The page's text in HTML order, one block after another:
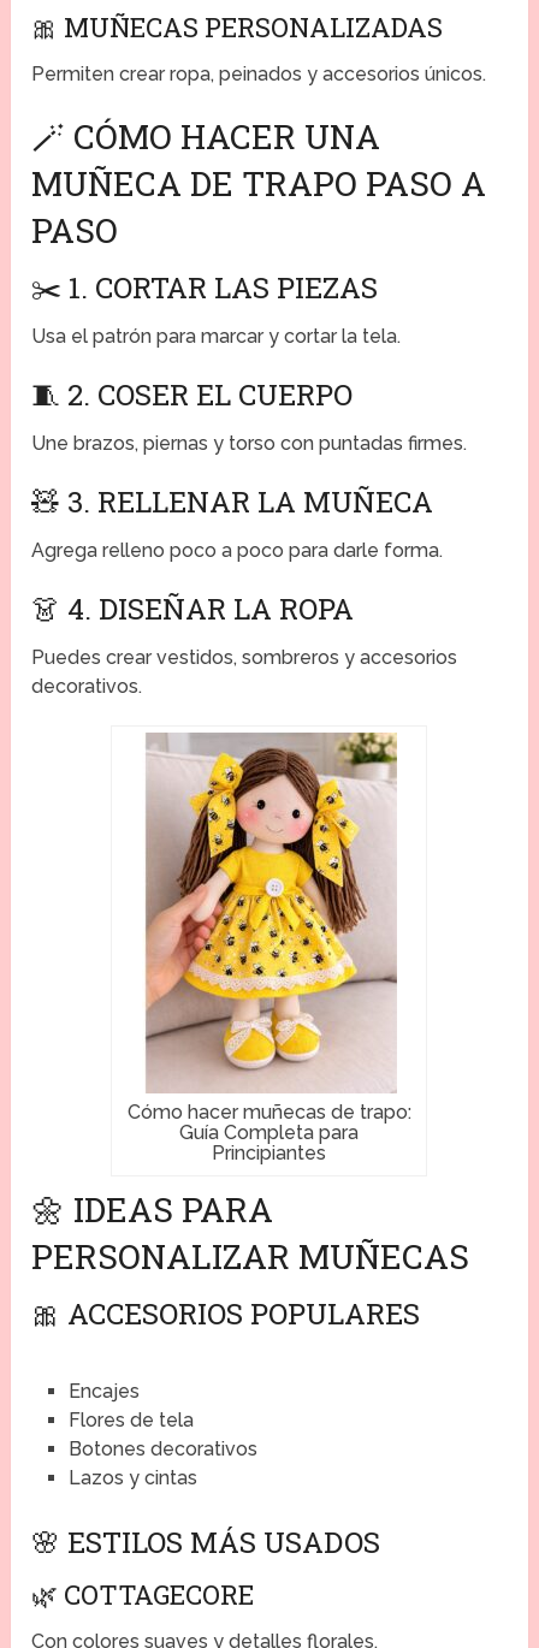
🎀 MUÑECAS PERSONALIZADAS
Permiten crear ropa, peinados y accesorios únicos.
🪄 CÓMO HACER UNA
MUÑECA DE TRAPO PASO A
PASO
✂️ 1. CORTAR LAS PIEZAS
Usa el patrón para marcar y cortar la tela.
🧵 2. COSER EL CUERPO
Une brazos, piernas y torso con puntadas firmes.
🧸 3. RELLENAR LA MUÑECA
Agrega relleno poco a poco para darle forma.
👗 4. DISEÑAR LA ROPA
Puedes crear vestidos, sombreros y accesorios
decorativos.
Cómo hacer muñecas de trapo:
Guía Completa para
Principiantes
🌼 IDEAS PARA
PERSONALIZAR MUÑECAS
🎀 ACCESORIOS POPULARES
Encajes
Flores de tela
Botones decorativos
Lazos y cintas
🌸 ESTILOS MÁS USADOS
🌿 COTTAGECORE
Con colores suaves y detalles florales.